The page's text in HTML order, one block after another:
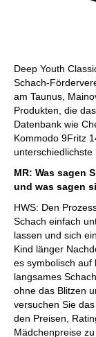
Deep Youth
Schach-
am Taunus,
Produkten, die
Datenbank wie
Kommodo 9Fritz
unterschiedlichste
MR: Was sagen
und was sagen
HWS: Den
Schach einfach
lassen und sich
Kind länger
es symbolisch auf
langsames
ohne das Blitzen
versuchen Sie
den Preisen,
Mädchenpreise